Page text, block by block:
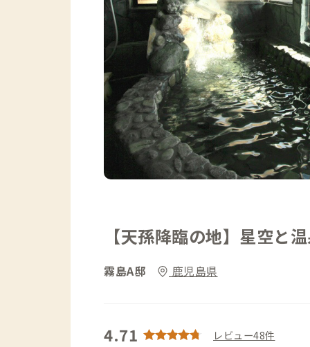
【天孫降臨の地】星空と
霧島A邸 鹿児島県
4.71 レビュー48件